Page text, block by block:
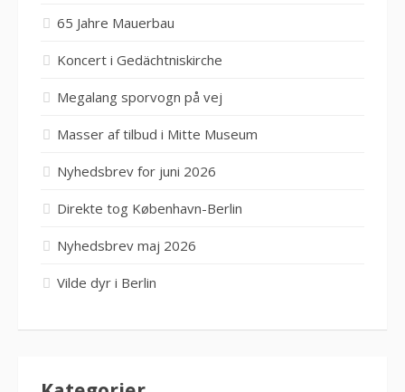
65 Jahre Mauerbau
Koncert i Gedächtniskirche
Megalang sporvogn på vej
Masser af tilbud i Mitte Museum
Nyhedsbrev for juni 2026
Direkte tog København-Berlin
Nyhedsbrev maj 2026
Vilde dyr i Berlin